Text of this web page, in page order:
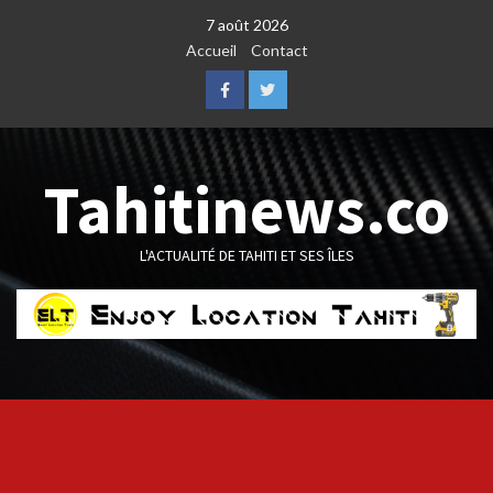
7 août 2026
Accueil
Contact
FacebookTwitter
Tahitinews.co
L'ACTUALITÉ DE TAHITI ET SES ÎLES